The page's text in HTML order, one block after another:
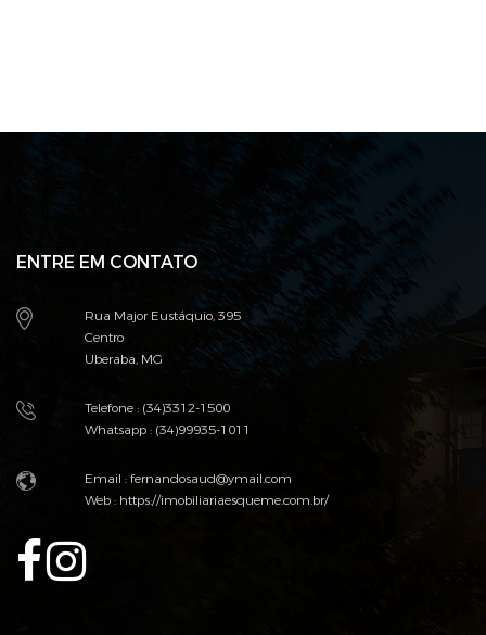
ENTRE EM CONTATO
Rua Major Eustáquio, 395
Centro
Uberaba, MG
Telefone : (34)3312-1500
Whatsapp : (34)99935-1011
Email : fernandosaud@ymail.com
Web :https://imobiliariaesqueme.com.br/